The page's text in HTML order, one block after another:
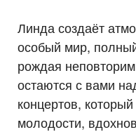
Линда создаёт
особый мир,
рождая
остаются с вами
концертов,
молодости,